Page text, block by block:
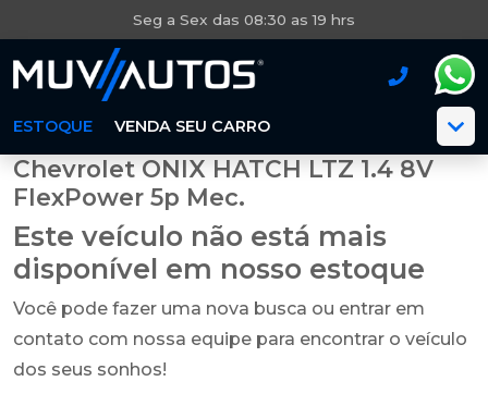
Seg a Sex das 08:30 as 19 hrs
ESTOQUE VENDA SEU CARRO
Chevrolet ONIX HATCH LTZ 1.4 8V
FlexPower 5p Mec.
Este veículo não está mais
disponível em nosso estoque
Você pode fazer uma nova busca ou entrar em
contato com nossa equipe para encontrar o veículo
dos seus sonhos!